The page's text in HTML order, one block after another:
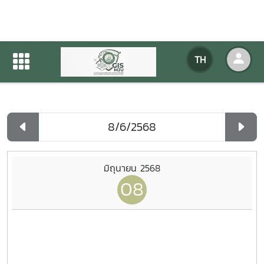
TH
ปฏิทินกิจกรรมของหน่วยงาน
ปฏิทินกิจกรรมของหน่วยงาน รายวัน
มิถุนายน 2568
08